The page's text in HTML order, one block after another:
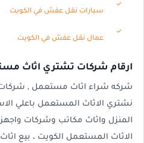
سيارات نقل عفش في الكويت
عمال نقل عفش في الكويت
ارقام شركات تشتري اثاث
شركه شراء اثاث مستعمل ,
نشتري الاثاث المستعمل باعلي
المنزل واثاث مكاتب وشركات
الاثاث المستعمل الكويت ، بيع